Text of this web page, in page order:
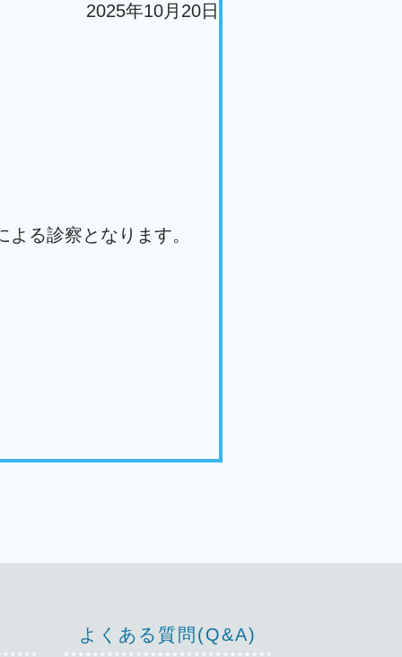
2025年10月20日
る診察となります。
よくある質問(Q&A)